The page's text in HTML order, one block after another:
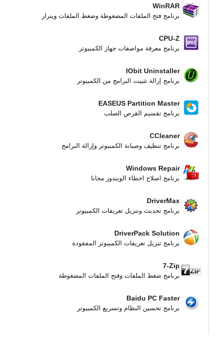
WinRAR
برنامج فتح الملفات المضغوطة وضغط الملفات وينرار
CPU-Z
برنامج معرفة مواصفات جهاز الكمبيوتر
IObit Uninstaller
برنامج إزالة تثبيت البرامج من الكمبيوتر
EASEUS Partition Master
برنامج تقسيم القرص الصلب
CCleaner
برنامج تنظيف وصيانة الكمبيوتر وإزالة البرامج
Windows Repair
برنامج اصلاح اخطاء الويندوز مجانا
DriverMax
برنامج تحديث وتنزيل تعريفات الكمبيوتر
DriverPack Solution
برنامج تنزيل تعريفات الكمبيوتر المفقودة
7-Zip
برنامج ضغط الملفات وفتح الملفات المضغوطة
Baidu PC Faster
برنامج تحسين النظام وتسريع الكمبيوتر